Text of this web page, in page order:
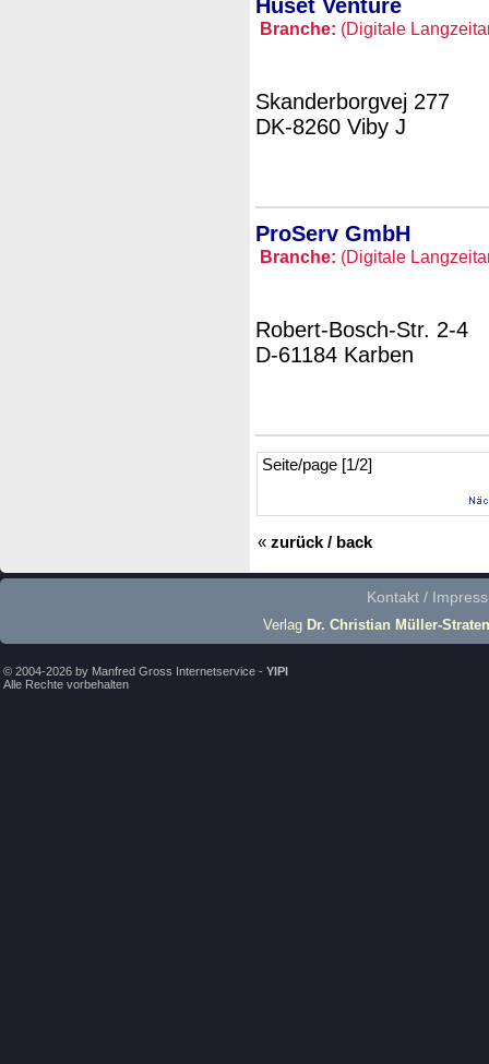
Huset Venture
Branche: (Digitale
Skanderborgvej 277
DK-8260 Viby J
ProServ GmbH
Branche: (Digitale
Robert-Bosch-Str. 2-4
D-61184 Karben
Seite/page [1/2]
« zurück / back
Kontakt /
Verlag Dr. Christian Müller-Straten
© 2004-2026 by Manfred Gross Internetservice - YIPI
Alle Rechte vorbehalten